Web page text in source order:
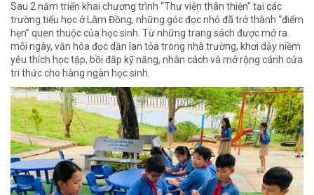
Sau 2 năm triển khai chương trình “Thư viện thân thiện” tại các
trường tiểu học ở Lâm Đồng, những góc đọc nhỏ đã trở thành “điểm
hẹn” quen thuộc của học sinh. Từ những trang sách được mở ra
mỗi ngày, văn hóa đọc dần lan tỏa trong nhà trường, khơi dậy niềm
yêu thích học tập, bồi đắp kỹ năng, nhân cách và mở rộng cánh cửa
tri thức cho hàng ngàn học sinh.